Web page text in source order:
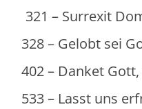
– Surrexit
sei Gott im
Gott,
erfreuen